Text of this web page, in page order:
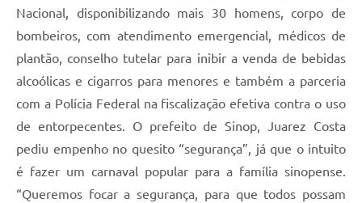
Nacional, disponibilizando mais 30 homens, corpo de
bombeiros, com atendimento emergencial, médicos de
plantão, conselho tutelar para inibir a venda de bebidas
alcoólicas e cigarros para menores e também a parceria
com a Polícia Federal na fiscalização efetiva contra o uso
de entorpecentes. O prefeito de Sinop, Juarez Costa
pediu empenho no quesito “segurança”, já que o intuito
é fazer um carnaval popular para a família sinopense.
“Queremos focar a segurança, para que todos possam